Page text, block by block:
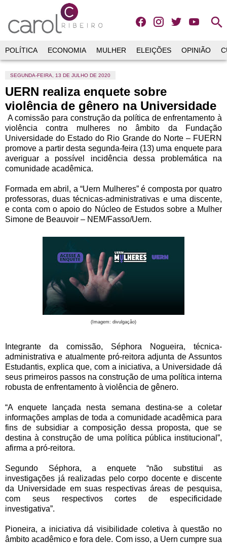
search
POLÍTICA ECONOMIA MULHER ELEIÇÕES OPINIÃO
SEGUNDA-FEIRA, 13 DE JULHO DE 2020
UERN realiza enquete sobre
violência de gênero na Universidade
A comissão para construção da política de enfrentamento à
violência contra mulheres no âmbito da Fundação
Universidade do Estado do Rio Grande do Norte – FUERN
promove a partir desta segunda-feira (13) uma enquete para
averiguar a possível incidência dessa problemática na
comunidade acadêmica.
Formada em abril, a “Uern Mulheres” é composta por quatro
professoras, duas técnicas-administrativas e uma discente,
e conta com o apoio do Núcleo de Estudos sobre a Mulher
Simone de Beauvoir – NEM/Fasso/Uern.
(Imagem: divulgação)
Integrante da comissão, Séphora Nogueira, técnica-
administrativa e atualmente pró-reitora adjunta de Assuntos
Estudantis, explica que, com a iniciativa, a Universidade dá
seus primeiros passos na construção de uma política interna
robusta de enfrentamento à violência de gênero.
“A enquete lançada nesta semana destina-se a coletar
informações amplas de toda a comunidade acadêmica para
fins de subsidiar a composição dessa proposta, que se
destina à construção de uma política pública institucional”,
afirma a pró-reitora.
Segundo Séphora, a enquete “não substitui as
investigações já realizadas pelo corpo docente e discente
da Universidade em suas respectivas áreas de pesquisa,
com seus respectivos cortes de especificidade
investigativa”.
Pioneira, a iniciativa dá visibilidade coletiva à questão no
âmbito acadêmico e fora dele. Com isso, a Uern cumpre sua